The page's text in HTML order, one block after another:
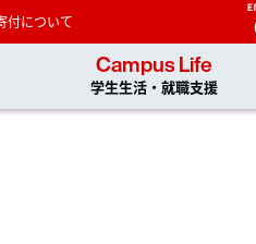
学 You, Unlimited
付について
Campus Life
学生生活・就職支援